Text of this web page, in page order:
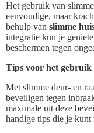
Het gebruik van
eenvoudige, maar
behulp van slimme
integratie kun je
beschermen tegen
Tips voor het gebruik
Met slimme deur- en
beveiligen tegen
maximale uit deze
handige tips die je kunt